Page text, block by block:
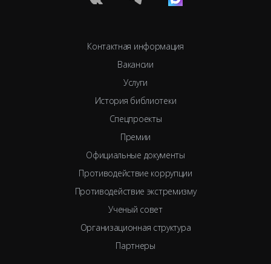
Контактная информация
Вакансии
Услуги
История библиотеки
Спецпроекты
Премии
Официальные документы
Противодействие коррупции
Противодействие экстремизму
Ученый совет
Организационная структура
Партнеры